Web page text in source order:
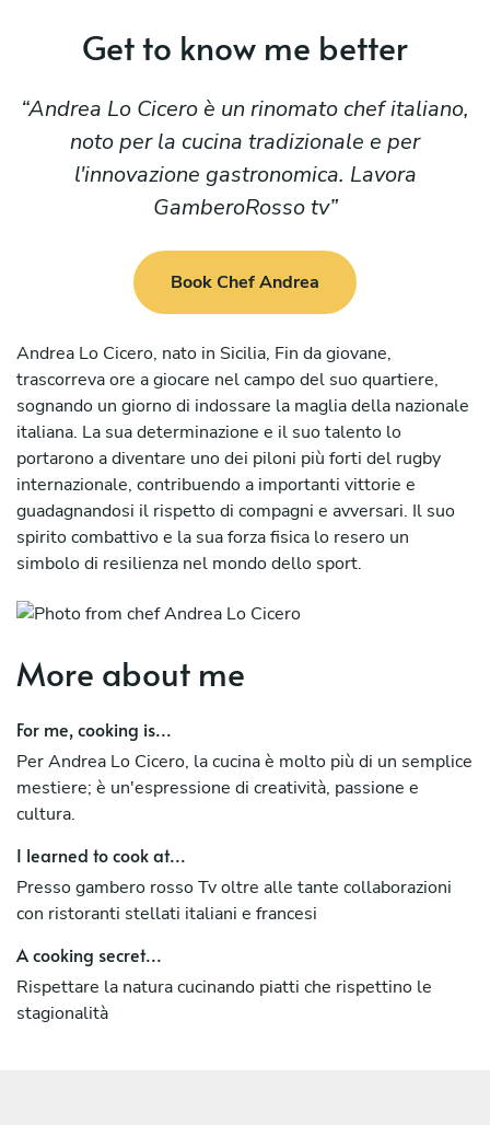
Get to know me better
Andrea Lo Cicero è un rinomato chef italiano,
noto per la cucina tradizionale e per
l'innovazione gastronomica. Lavora
GamberoRosso tv
Book Chef Andrea
Andrea Lo Cicero, nato in Sicilia, Fin da giovane,
trascorreva ore a giocare nel campo del suo quartiere,
sognando un giorno di indossare la maglia della nazionale
italiana. La sua determinazione e il suo talento lo
portarono a diventare uno dei piloni più forti del rugby
internazionale, contribuendo a importanti vittorie e
guadagnandosi il rispetto di compagni e avversari. Il suo
spirito combattivo e la sua forza fisica lo resero un
simbolo di resilienza nel mondo dello sport.
Dopo una carriera ricca di successi, Andrea decise di
Roma, frequentò corsi di cucina e si immerse nel mondo
gastronomico, dove scoprì il piacere di combinare
sportivo si rifletté nella sua filosofia culinaria: creare piatti
che fossero non solo gustosi, ma anche nutrienti e pieni di
energia.
che uniscono le tradizioni siciliane con influenze moderne.
Nei suoi ristoranti, racconta storie di rugby e cucina,
mostrando che, sia in campo che in cucina, la passione e la
Accademia professionale Gambero Rosso
Lavora presso Gambero Rosso tv
More about me
For me, cooking is...
Per Andrea Lo Cicero, la cucina è molto più di un semplice
mestiere; è un'espressione di creatività, passione e
cultura.
I learned to cook at...
Presso gambero rosso Tv oltre alle tante collaborazioni
con ristoranti stellati italiani e francesi
A cooking secret...
Rispettare la natura cucinando piatti che rispettino le
stagionalità